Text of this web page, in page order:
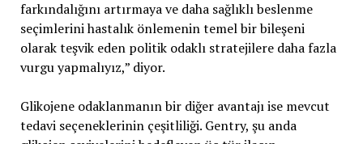
farkındalığını artırmaya ve daha sağlıklı beslenme
seçimlerini hastalık önlemenin temel bir bileşeni
olarak teşvik eden politik odaklı stratejilere daha fazla
vurgu yapmalıyız,” diyor.
Glikojene odaklanmanın bir diğer avantajı ise mevcut
tedavi seçeneklerinin çeşitliliği. Gentry, şu anda